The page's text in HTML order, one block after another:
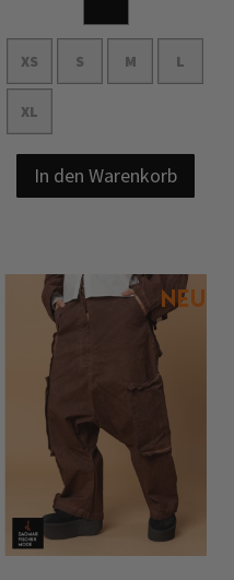
XS S M L
XL
In den Warenkorb